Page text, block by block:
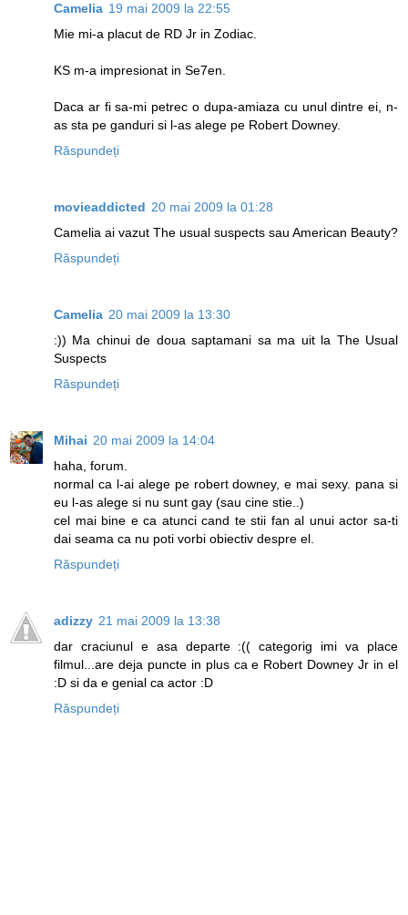
Camelia 19 mai 2009 la 22:55
Mie mi-a placut de RD Jr in Zodiac.
KS m-a impresionat in Se7en.
Daca ar fi sa-mi petrec o dupa-amiaza cu unul dintre ei, n-
as sta pe ganduri si l-as alege pe Robert Downey.
Răspundeți
movieaddicted 20 mai 2009 la 01:28
Camelia ai vazut The usual suspects sau American Beauty?
Răspundeți
Camelia 20 mai 2009 la 13:30
:)) Ma chinui de doua saptamani sa ma uit la The Usual
Suspects
Răspundeți
Mihai 20 mai 2009 la 14:04
haha, forum.
normal ca l-ai alege pe robert downey, e mai sexy. pana si
eu l-as alege si nu sunt gay (sau cine stie..)
cel mai bine e ca atunci cand te stii fan al unui actor sa-ti
dai seama ca nu poti vorbi obiectiv despre el.
Răspundeți
adizzy 21 mai 2009 la 13:38
dar craciunul e asa departe :(( categorig imi va place
filmul...are deja puncte in plus ca e Robert Downey Jr in el
:D si da e genial ca actor :D
Răspundeți